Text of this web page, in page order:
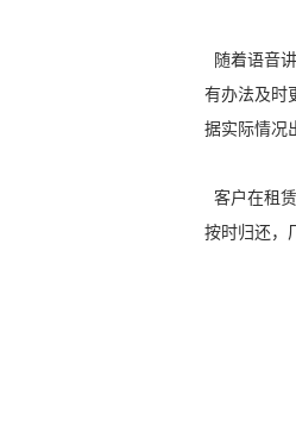
随着语音
有办法及时
据实际情况
客户在租
按时归还，